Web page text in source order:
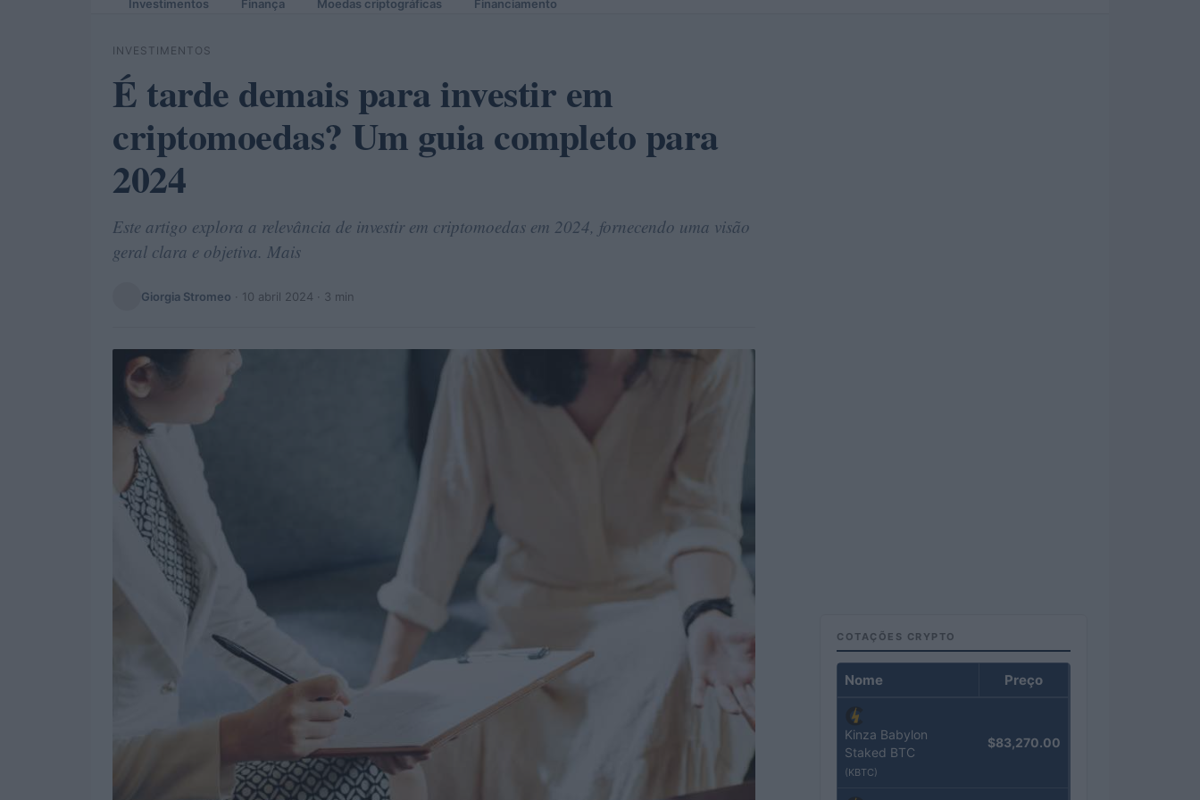
Investimentos Finança Moedas criptográficas Financiamento
INVESTIMENTOS
É tarde demais para investir em
criptomoedas? Um guia completo para
2024
Este artigo explora a relevância de investir em criptomoedas em 2024, fornecendo uma visão
geral clara e objetiva. Mais
Giorgia Stromeo · 10 abril 2024 · 3 min
COTAÇÕES CRYPTO
Nome Preço
Kinza Babylon
Staked BTC
(KBTC)
$83,270.00